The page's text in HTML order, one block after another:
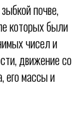
почве,
которых были
чисел и
движение со
его массы и